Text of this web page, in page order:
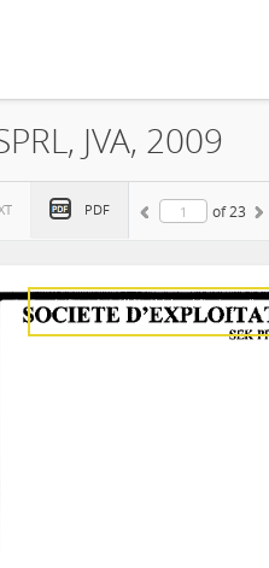
JVA, 2009
PDF of 23